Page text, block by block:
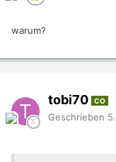
warum?
tobi70 CO
Geschrieben